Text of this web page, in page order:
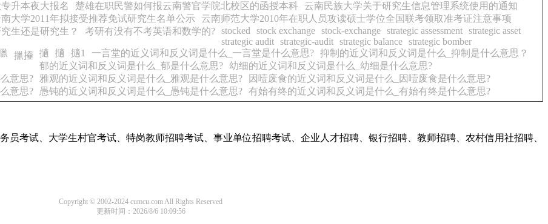
升本夜大报名 楚雄在职民警如何报云南警官学院北校区的函授本科
云南民族大学关于研究生信息管理系统使用的通知
大学2011年拟接受推荐免试研究生名单公示
云南师范大学2010年在职人员攻读硕士学位全国联考领取准考证注意事项
生还是研究生？ 考研有没有不考英语和数学的? stocked stock exchange stock-exchange strategic assessment strategic asset
strategic audit strategic-audit strategic balance strategic bomber
擸𢶍 擿 擿 擿1 一言堂的近义词和反义词是什么_一言堂是什么意思? 抑制的近义词和反义词是什么_抑制是什么意思？
郁的近义词和反义词是什么_郁是什么意思? 幼细的近义词和反义词是什么_幼细是什么意思?
意思?
雅观的近义词和反义词是什么_雅观是什么意思?
因噎废食的近义词和反义词是什么_因噎废食是什么意思?
意思?
愚钝的近义词和反义词是什么_愚钝是什么意思? 有始有终的近义词和反义词是什么_有始有终是什么意思?
考试、大学生村官考试、特岗教师招聘考试、事业单位招聘考试、企业人才招聘、银行招聘、教师招聘、农村信用社招聘、
Copyright © 2002-2024 cumcu.com All Rights Reserved
更新时间：2026/8/6 10:09:56